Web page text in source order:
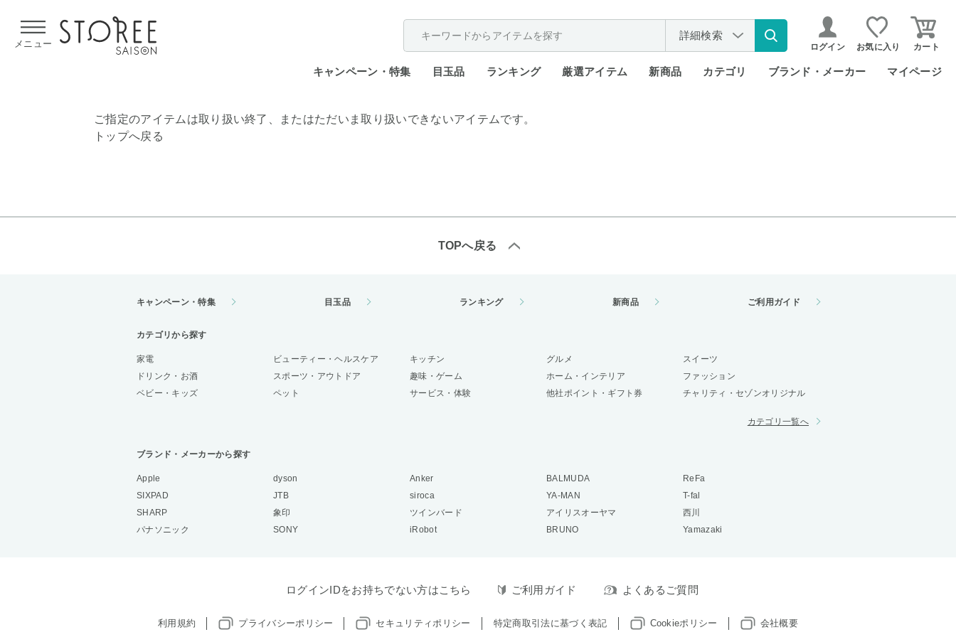
メニュー
詳細検索
ログイン お気に入り カート
キャンペーン・特集 目玉品 ランキング 厳選アイテム 新商品 カテゴリ ブランド・メーカー マイページ
ご指定のアイテムは取り扱い終了、またはただいま取り扱いできないアイテムです。
トップへ戻る
TOPへ戻る
キャンペーン・特集 目玉品 ランキング 新商品 ご利用ガイド
カテゴリから探す
家電 ビューティー・ヘルスケア キッチン グルメ
スイーツ
ドリンク・お酒
スポーツ・アウトドア 趣味・ゲーム ホーム・インテリア
ファッション
ベビー・キッズ
ペット サービス・体験 他社ポイント・ギフト券 チャリティ・セゾンオリジナル
カテゴリ一覧へ
ブランド・メーカーから探す
Apple dyson Anker BALMUDA
ReFa
SIXPAD
JTB siroca YA-MAN
T-fal
SHARP
象印 ツインバード アイリスオーヤマ
西川
パナソニック
SONY iRobot BRUNO Yamazaki
ログインIDをお持ちでない方はこちら ご利用ガイド よくあるご質問
利用規約 プライバシーポリシー セキュリティポリシー 特定商取引法に基づく表記 Cookieポリシー 会社概要